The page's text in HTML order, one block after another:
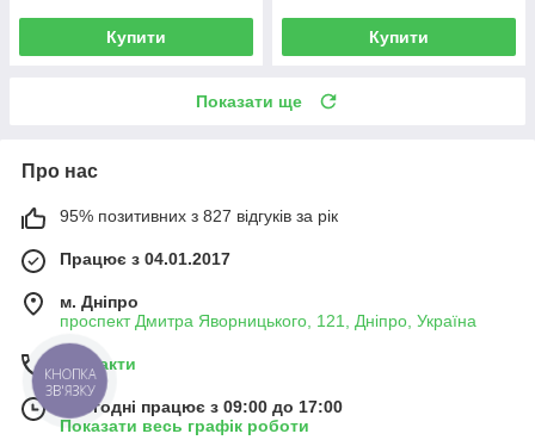
Купити Купити
Показати ще
Про нас
95% позитивних з 827 відгуків за рік
Працює з 04.01.2017
м. Дніпро
проспект Дмитра Яворницького, 121, Дніпро, Україна
Контакти
Сьогодні працює з 09:00 до 17:00
Показати весь графік роботи
КНОПКА
ЗВ'ЯЗКУ